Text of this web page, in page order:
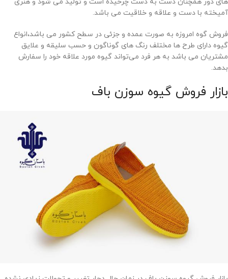
آمیخته با دست و علاقه و خلاقیت می باشد.
فروش گوه امروزه به صورت عمده و جزئی در سطح کشور می باشد،انواع
گیوه دارای طرح ها مختلف رنگ های گوناگون و حسب سلیقه و علایق
مشتریان می باشد به هر فرد می‌تواند گیوه مورد علاقه خود را سفارش
بدهد.
بازار فروش گیوه سوزن باف